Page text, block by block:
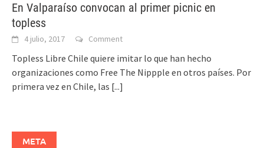
En Valparaíso convocan al primer picnic en
topless
4 julio, 2017 Comment
Topless Libre Chile quiere imitar lo que han hecho
organizaciones como Free The Nippple en otros países. Por
primera vez en Chile, las [...]
META